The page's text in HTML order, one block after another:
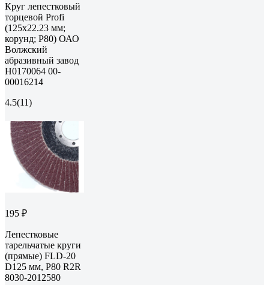
Круг лепестковый
торцевой Profi
(125х22.23 мм;
корунд; P80) ОАО
Волжский
абразивный завод
Н0170064 00-
00016214
4.5(11)
195 ₽
Лепестковые
тарельчатые круги
(прямые) FLD-20
D125 мм, P80 R2R
8030-2012580